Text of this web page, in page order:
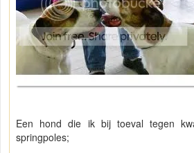
Een hond die ik bij toeval tegen
springpoles;